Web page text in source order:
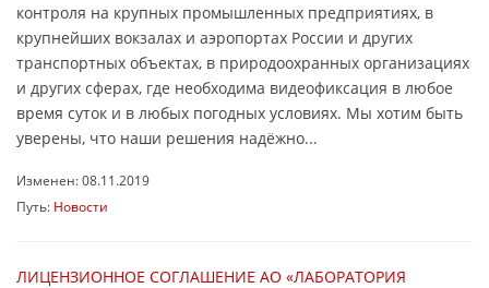
контроля на крупных промышленных предприятиях, в
крупнейших вокзалах и аэропортах России и других
транспортных объектах, в природоохранных организациях
и других сферах, где необходима видеофиксация в любое
время суток и в любых погодных условиях. Мы хотим быть
уверены, что наши решения надёжно...
Изменен: 08.11.2019
Путь: Новости
ЛИЦЕНЗИОННОЕ СОГЛАШЕНИЕ АО «ЛАБОРАТОРИЯ